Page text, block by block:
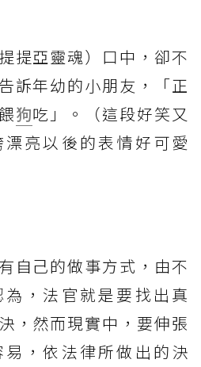
提亞靈魂）口中，卻不
訴年幼的小朋友，「正
狗吃」。（這段好笑又
亮以後的表情好可愛
自己的做事方式，由不
，法官就是要找出真
，然而現實中，要伸張
，依法律所做出的決